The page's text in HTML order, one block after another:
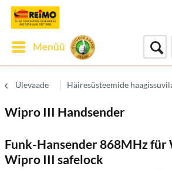
Menüü
Ülevaade Häiresüsteemide
Wipro III Handsender
Funk-Hansender 868MHz für
Wipro III safelock